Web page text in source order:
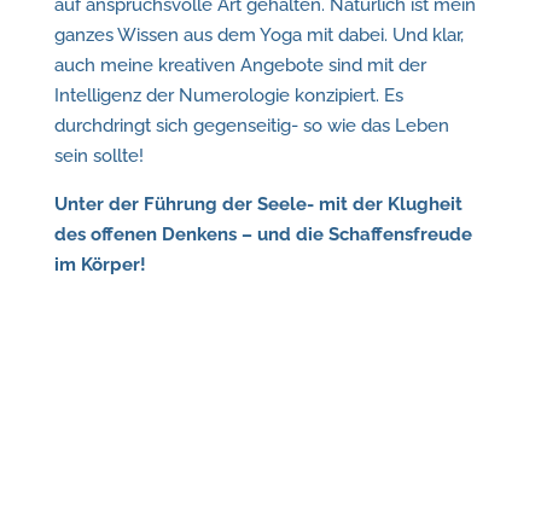
auf anspruchsvolle Art gehalten. Natürlich ist mein
ganzes Wissen aus dem Yoga mit dabei. Und klar,
auch meine kreativen Angebote sind mit der
Intelligenz der Numerologie konzipiert. Es
durchdringt sich gegenseitig- so wie das Leben
sein sollte!
Unter der Führung der Seele- mit der Klugheit
des offenen Denkens – und die Schaffensfreude
im Körper!